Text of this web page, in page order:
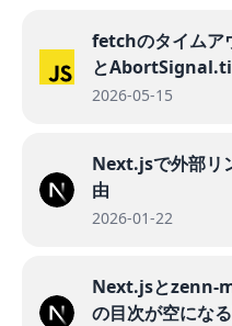
fetchのタイム
と
2026-05-15
Next.jsで外部リ
由
2026-01-22
Next.jsと
の目次が空にな